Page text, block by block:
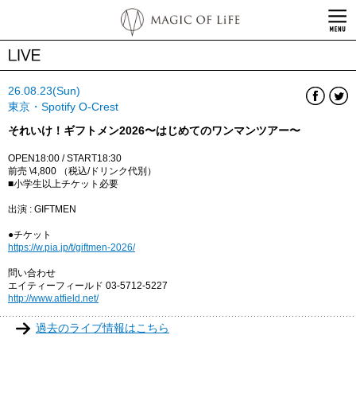
26.08.23(Sun)
東京・Spotify O-Crest
それいけ！ギフトメン2026〜はじめてのワンマンツアー〜
OPEN18:00 / START18:30
前売 \4,800 （税込/ドリンク代別）
■小学生以上チケット必要
出演 : GIFTMEN
●チケット
https://w.pia.jp/t/giftmen-2026/
問い合わせ
エイティーフィールド 03-5712-5227
http://www.atfield.net/
過去のライブ情報はこちら